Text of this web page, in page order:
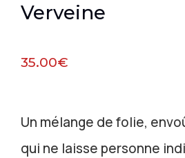
Verveine
35.00€
Un mélange de folie,
qui ne laisse personne